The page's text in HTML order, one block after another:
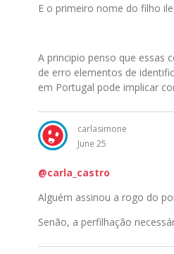
E o primeiro nome do filho
A principio penso que essas
de erro elementos de
em Portugal pode implicar
carlasimone
June 25
@carla_castro
Alguém assinou a rogo do
Senão, a perfilhação